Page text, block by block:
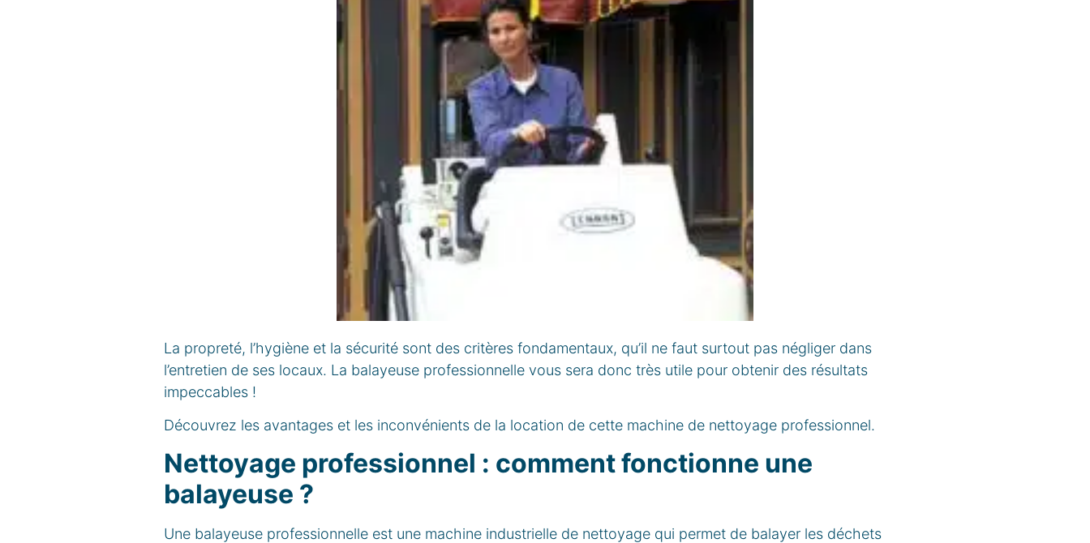
La propreté, l’hygiène et la sécurité sont des critères fondamentaux, qu’il ne faut surtout pas négliger dans
l’entretien de ses locaux. La balayeuse professionnelle vous sera donc très utile pour obtenir des résultats
impeccables !
Découvrez les avantages et les inconvénients de la location de cette machine de nettoyage professionnel.
Nettoyage professionnel : comment fonctionne une
balayeuse ?
Une balayeuse professionnelle est une machine industrielle de nettoyage qui permet de balayer les déchets